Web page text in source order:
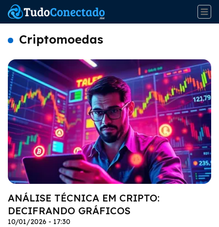
Criptomoedas
ANÁLISE TÉCNICA EM CRIPTO:
DECIFRANDO GRÁFICOS
10/01/2026 - 17:30